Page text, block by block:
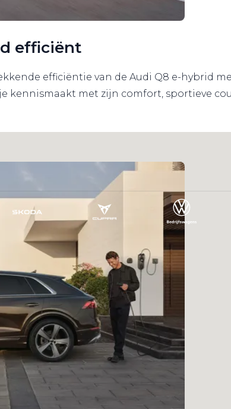
efficiënt
efficiëntie van de Audi Q8 e-hybrid
kennismaakt met zijn comfort, sportieve